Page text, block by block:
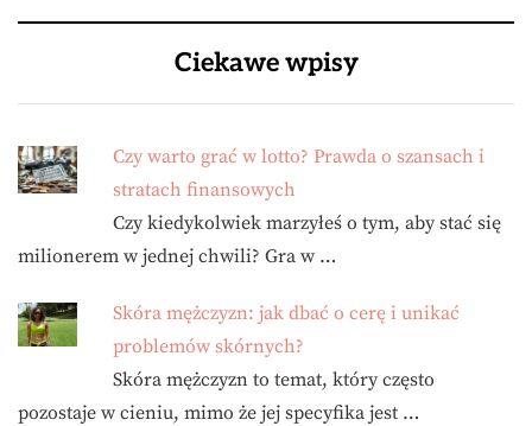
Ciekawe wpisy
Czy warto grać w lotto? Prawda o szansach i
stratach finansowych
Czy kiedykolwiek marzyłeś o tym, aby stać się
milionerem w jednej chwili? Gra w …
Skóra mężczyzn: jak dbać o cerę i unikać
problemów skórnych?
Skóra mężczyzn to temat, który często
pozostaje w cieniu, mimo że jej specyfika jest …